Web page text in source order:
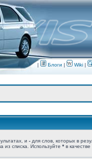
| Блоги | Wiki |
и - для слов, которых в
из списка. Используйте * в качестве